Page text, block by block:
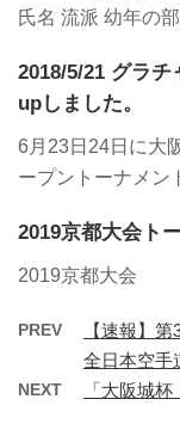
氏名 流派 幼年の
2018/5/21 グラ
upしました。
6月23日24日に大
ープントーナメン
2019京都大会ト
2019京都大会
PREV
【速報】
全日本空手
NEXT 「大阪城